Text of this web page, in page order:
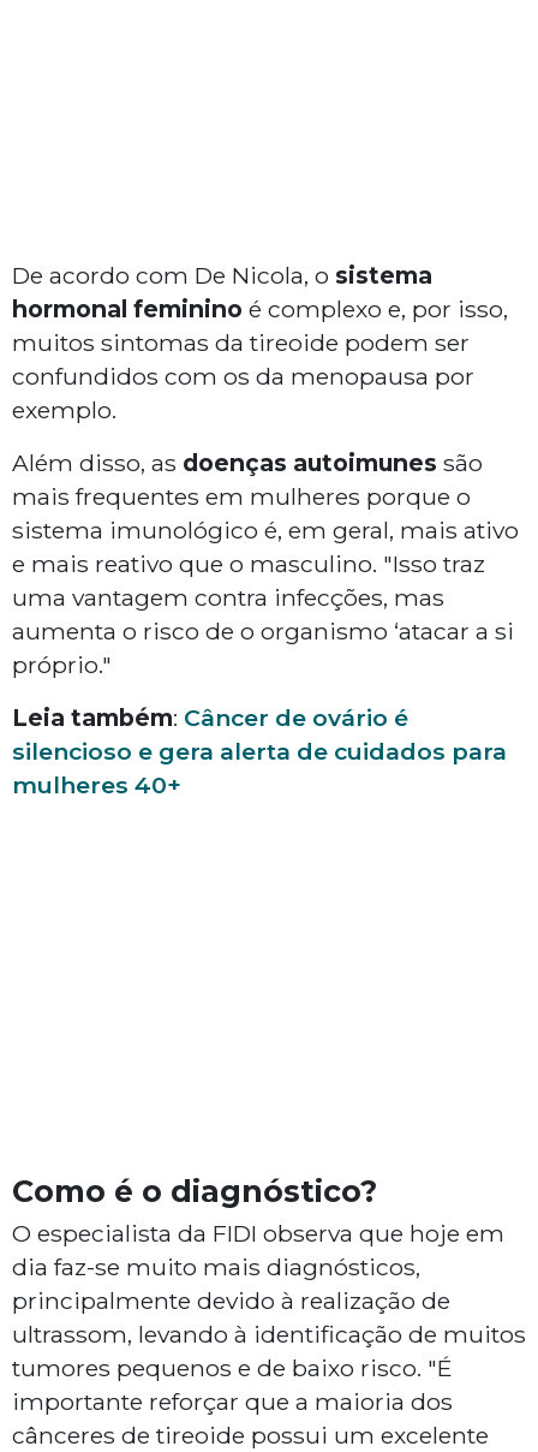
De acordo com De Nicola, o sistema
hormonal feminino é complexo e, por isso,
muitos sintomas da tireoide podem ser
confundidos com os da menopausa por
exemplo.
Além disso, as doenças autoimunes são
mais frequentes em mulheres porque o
sistema imunológico é, em geral, mais ativo
e mais reativo que o masculino. "Isso traz
uma vantagem contra infecções, mas
aumenta o risco de o organismo ‘atacar a si
próprio."
Leia também: Câncer de ovário é
silencioso e gera alerta de cuidados para
mulheres 40+
Como é o diagnóstico?
O especialista da FIDI observa que hoje em
dia faz-se muito mais diagnósticos,
principalmente devido à realização de
ultrassom, levando à identificação de muitos
tumores pequenos e de baixo risco. "É
importante reforçar que a maioria dos
cânceres de tireoide possui um excelente